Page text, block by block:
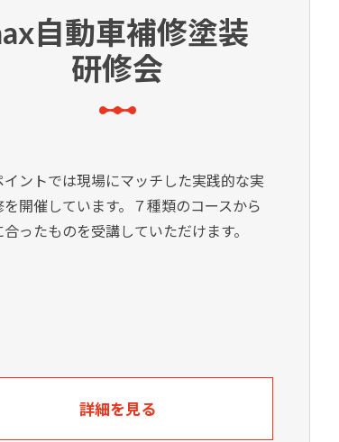
自動車補修塗装
研修会
イントでは現場にマッチした実践的な実
を開催しています。７種類のコースから
合ったものを受講していただけます。
詳細を見る